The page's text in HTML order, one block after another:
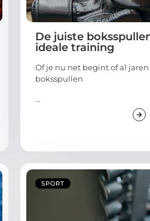
De juiste
ideale training
Of je nu net begint of al
boksspullen
...
SPORT